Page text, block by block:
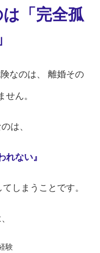
「完全孤
なのは、 離婚その
せん。
は、
れない』
しまうことです。
験